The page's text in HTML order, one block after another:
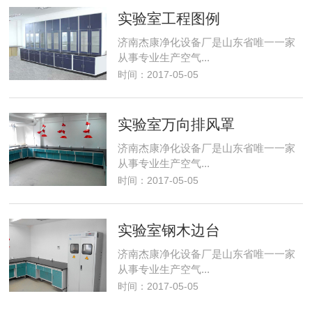
实验室工程图例
济南杰康净化设备厂是山东省唯一一家
从事专业生产空气...
时间：2017-05-05
实验室万向排风罩
济南杰康净化设备厂是山东省唯一一家
从事专业生产空气...
时间：2017-05-05
实验室钢木边台
济南杰康净化设备厂是山东省唯一一家
从事专业生产空气...
时间：2017-05-05